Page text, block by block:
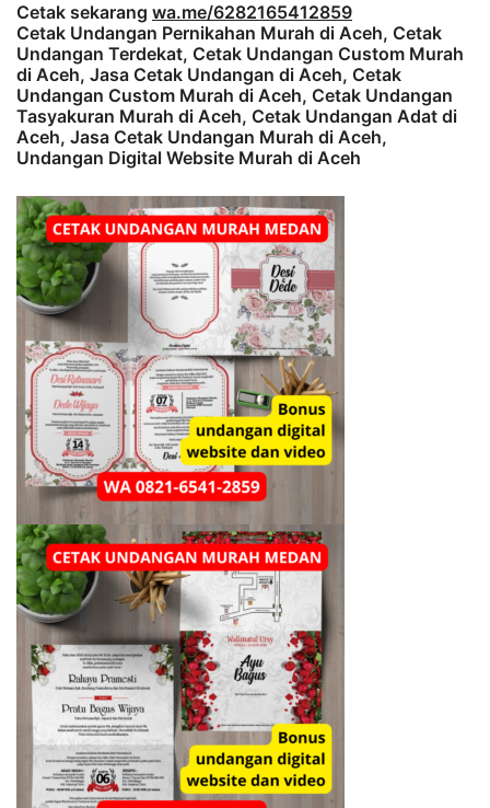
Cetak sekarang wa.me/6282165412859
Cetak Undangan Pernikahan Murah di Aceh, Cetak
Undangan Terdekat, Cetak Undangan Custom Murah
di Aceh, Jasa Cetak Undangan di Aceh, Cetak
Undangan Custom Murah di Aceh, Cetak Undangan
Tasyakuran Murah di Aceh, Cetak Undangan Adat di
Aceh, Jasa Cetak Undangan Murah di Aceh,
Undangan Digital Website Murah di Aceh